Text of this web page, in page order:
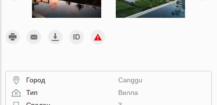
Город
Canggu
Тип
Вилла